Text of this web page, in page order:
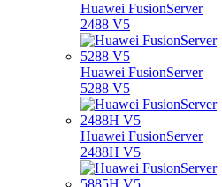
Huawei FusionServer
2488 V5
Huawei FusionServer
5288 V5
Huawei FusionServer
2488H V5